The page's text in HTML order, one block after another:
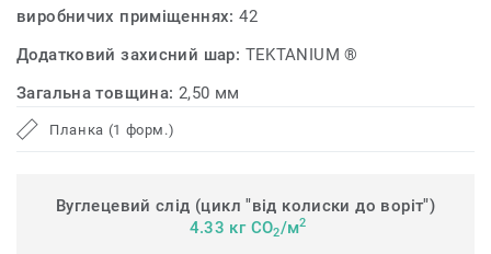
виробничих приміщеннях:42
Додатковий захисний шар: TEKTANIUM ®
Загальна товщина: 2,50 мм
Планка (1 форм.)
Вуглецевий слід (цикл "від колиски до воріт")
4.33 кг CO2/м2